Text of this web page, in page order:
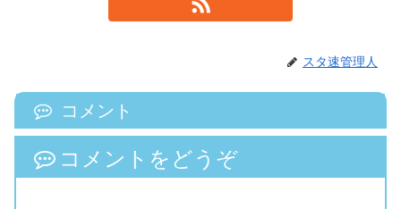
スタ速管理人
コメント
コメントをどうぞ